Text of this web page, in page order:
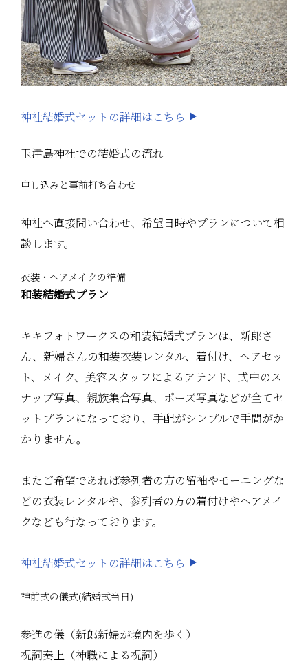
神社結婚式セットの詳細はこちら
玉津島神社での結婚式の流れ
申し込みと事前打ち合わせ
神社へ直接問い合わせ、希望日時やプランについて相
談します。
衣装・ヘアメイクの準備
和装結婚式プラン
キキフォトワークスの和装結婚式プランは、新郎さ
ん、新婦さんの和装衣装レンタル、着付け、ヘアセッ
ト、メイク、美容スタッフによるアテンド、式中のス
ナップ写真、親族集合写真、ポーズ写真などが全てセ
ットプランになっており、手配がシンプルで手間がか
かりません。
またご希望であれば参列者の方の留袖やモーニングな
どの衣装レンタルや、参列者の方の着付けやヘアメイ
クなども行なっております。
神社結婚式セットの詳細はこちら
神前式の儀式(結婚式当日)
参進の儀（新郎新婦が境内を歩く）
祝詞奏上（神職による祝詞）